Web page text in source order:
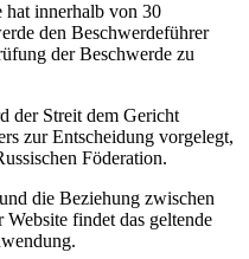
hat innerhalb von 30
den Beschwerdeführer
der Beschwerde zu
der Streit dem Gericht
zur Entscheidung vorgelegt,
Föderation.
die Beziehung zwischen
findet das geltende